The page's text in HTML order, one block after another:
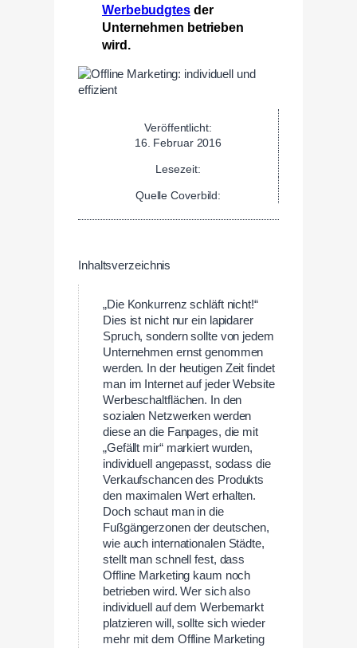
Werbebudgtes der
Unternehmen betrieben
wird.
Veröffentlicht:
16. Februar 2016
Lesezeit:
Quelle Coverbild:
Inhaltsverzeichnis
„Die Konkurrenz schläft nicht!“
Dies ist nicht nur ein lapidarer
Spruch, sondern sollte von jedem
Unternehmen ernst genommen
werden. In der heutigen Zeit findet
man im Internet auf jeder Website
Werbeschaltflächen. In den
sozialen Netzwerken werden
diese an die Fanpages, die mit
„Gefällt mir“ markiert wurden,
individuell angepasst, sodass die
Verkaufschancen des Produkts
den maximalen Wert erhalten.
Doch schaut man in die
Fußgängerzonen der deutschen,
wie auch internationalen Städte,
stellt man schnell fest, dass
Offline Marketing kaum noch
betrieben wird. Wer sich also
individuell auf dem Werbemarkt
platzieren will, sollte sich wieder
mehr mit dem Offline Marketing